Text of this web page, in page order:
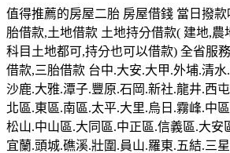
值得推薦的房屋二胎 房屋借錢 當日撥
胎借款,土地借款 土地持分借款( 建地,農
科目土地都可,持分也可以借款) 全省服
借款,三胎借款 台中.大安.大甲.外埔.清
沙鹿.大雅.潭子.豐原.石岡.新社.龍井.西
北區.東區.南區.太平.大里.烏日.霧峰.中
松山.中山區.大同區.中正區.信義區.大安
宜蘭.頭城.礁溪.壯圍.員山.羅東.五結.三